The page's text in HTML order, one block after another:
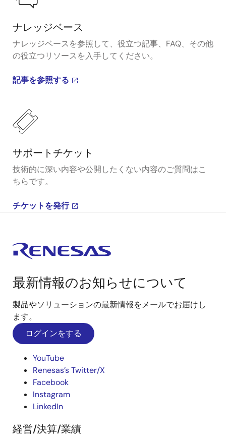
ナレッジベース
ナレッジベースを参照して、役立つ記事、FAQ、その他
の役立つリソースを入手してください。
記事を参照する
サポートチケット
技術的に深い内容や公開したくない内容のご質問はこ
ちらです。
チケットを発行
最新情報のお知らせについて
製品やソリューションの最新情報をメールでお届けし
ます。
ログインをする
YouTube
Renesas’s Twitter/X
Facebook
Instagram
LinkedIn
経営/決算/業績